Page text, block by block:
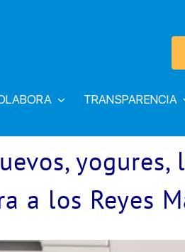
TRANSPARENCIA
a los Reyes